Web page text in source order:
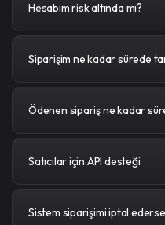
Hesabım risk altında mı?
Siparişim ne kadar sürede
Ödenen sipariş ne kadar
Satıcılar için API desteği
Sistem siparişimi iptal